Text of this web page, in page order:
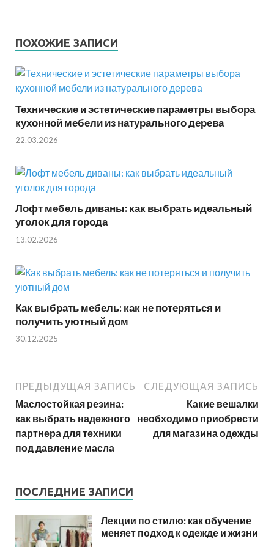
ПОХОЖИЕ ЗАПИСИ
Технические и эстетические параметры выбора
кухонной мебели из натурального дерева
22.03.2026
Лофт мебель диваны: как выбрать идеальный
уголок для города
13.02.2026
Как выбрать мебель: как не потеряться и
получить уютный дом
30.12.2025
ПРЕДЫДУЩАЯ ЗАПИСЬ
Маслостойкая резина:
как выбрать надежного
партнера для техники
под давление масла
СЛЕДУЮЩАЯ ЗАПИСЬ
Какие вешалки
необходимо приобрести
для магазина одежды
ПОСЛЕДНИЕ ЗАПИСИ
Лекции по стилю: как обучение
меняет подход к одежде и жизни